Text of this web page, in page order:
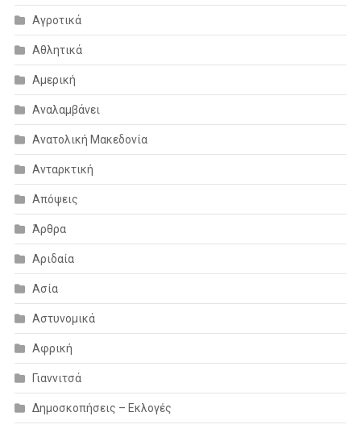
Αγροτικά
Αθλητικά
Αμερική
Αναλαμβάνει
Ανατολική Μακεδονία
Ανταρκτική
Απόψεις
Άρθρα
Αριδαία
Ασία
Αστυνομικά
Αφρική
Γιαννιτσά
Δημοσκοπήσεις – Εκλογές